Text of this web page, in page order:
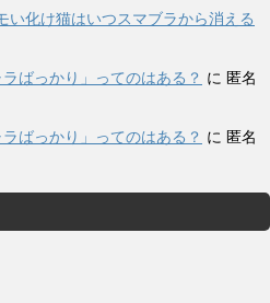
い化け猫はいつスマブラから消える
ばっかり」ってのはある？ に 匿名
ばっかり」ってのはある？ に 匿名